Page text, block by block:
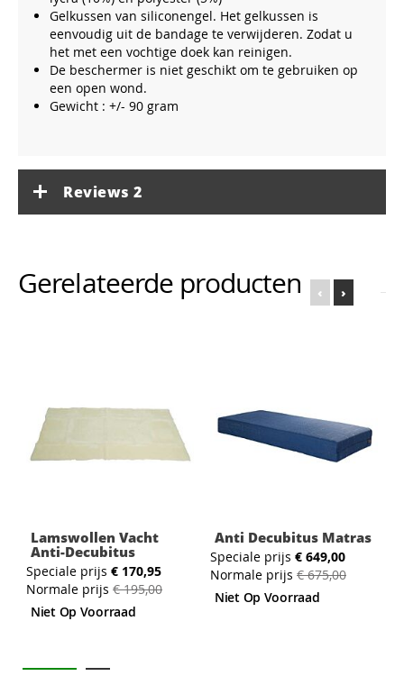
Gelkussen van siliconengel. Het gelkussen is
eenvoudig uit de bandage te verwijderen. Zodat u
het met een vochtige doek kan reinigen.
De beschermer is niet geschikt om te gebruiken op
een open wond.
Gewicht : +/- 90 gram
Reviews 2
Gerelateerde producten ‹ ›
Lamswollen Vacht
Anti-Decubitus
Speciale prijs € 170,95
Normale prijs € 195,00
Niet Op Voorraad
Anti Decubitus Matras
Speciale prijs € 649,00
Normale prijs € 675,00
Niet Op Voorraad